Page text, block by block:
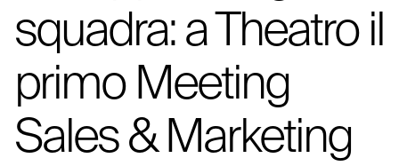
squadra: a Theatro il
primo Meeting
Sales & Marketing